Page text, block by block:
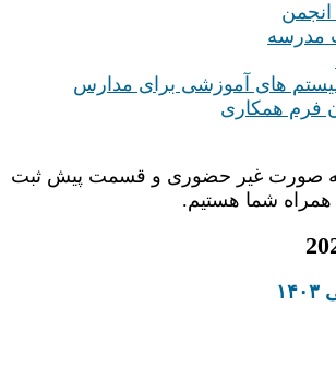
انجمن
مدرسه
سیستم های آموزشی برای مدارس
فرم همکاری
صورت غیر حضوری و قسمت پیش ثبت
همراه شما هستیم.